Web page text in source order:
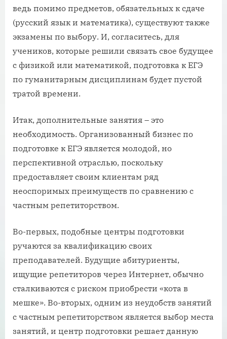
ведь помимо предметов, обязательных к сдаче
(русский язык и математика), существуют также
экзамены по выбору. И, согласитесь, для
учеников, которые решили связать свое будущее
с физикой или математикой, подготовка к ЕГЭ
по гуманитарным дисциплинам будет пустой
тратой времени.
Итак, дополнительные занятия – это
необходимость. Организованный бизнес по
подготовке к ЕГЭ является молодой, но
перспективной отраслью, поскольку
предоставляет своим клиентам ряд
неоспоримых преимуществ по сравнению с
частным репетиторством.
Во-первых, подобные центры подготовки
ручаются за квалификацию своих
преподавателей. Будущие абитуриенты,
ищущие репетиторов через Интернет, обычно
сталкиваются с риском приобрести «кота в
мешке». Во-вторых, одним из неудобств занятий
с частным репетиторством является выбор места
занятий, и центр подготовки решает данную